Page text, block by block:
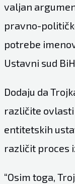
valjan
pravno-
potrebe
Ustavni sud
Dodaju da
različite
entitetskih
različit proces
“Osim toga,